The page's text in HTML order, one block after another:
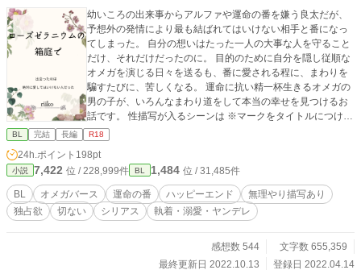
幼いころの出来事からアルファや運命の番を嫌う良太だが、
予想外の発情により最も結ばれてはいけない相手と番になっ
てしまった。 自分の想いはたった一人の大事な人を守ること
だけ、それだけだったのに。 目的のために自分を隠し従順な
オメガを演じる日々を送るも、番に愛される程に、まわりを
騙すたびに、苦しくなる。 運命に抗い精一杯生きるオメガの
男の子が、いろんなまわり道をして本当の幸せを見つけるお
話です。 性描写が入るシーンは ※マークをタイトルにつけま
す、ご注意くださいませ。 処女作につき、つたない文章です
が物語お楽しみいただけたら幸いです。 コメント欄ネタバレ
全解除につき、ご閲覧にはご注意くださいませ。
BL 完結 長編 R18
24h.ポイント 198pt
小説 7,422 位 / 228,999件 BL 1,484 位 / 31,485件
BL オメガバース 運命の番 ハッピーエンド
無理やり描写あり
独占欲
切ない シリアス 執着・溺愛・ヤンデレ
感想数 544
文字数 655,359
最終更新日 2022.10.13
登録日 2022.04.14